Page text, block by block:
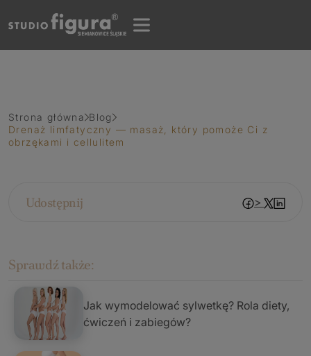
Strona główna Blog
Drenaż limfatyczny — masaż, który pomoże Ci z
obrzękami i cellulitem
Udostępnij >
Sprawdź także:
Jak wymodelować sylwetkę? Rola diety,
ćwiczeń i zabiegów?